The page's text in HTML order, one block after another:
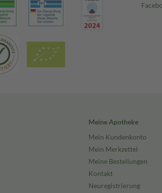
Meine Apotheke
Mein Kundenkonto
Mein Merkzettel
Meine Bestellungen
Kontakt
Neuregistrierung